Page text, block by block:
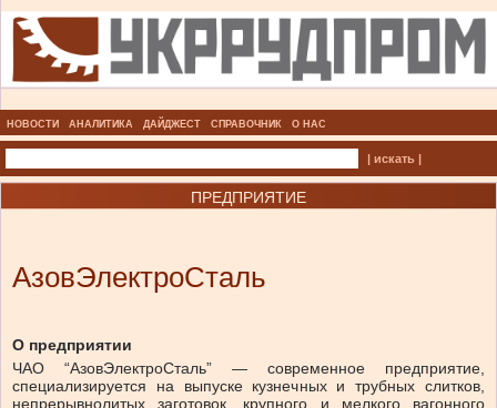
НОВОСТИ АНАЛИТИКА ДАЙДЖЕСТ СПРАВОЧНИК О НАС
| искать |
ПРЕДПРИЯТИЕ
АзовЭлектроСталь
О предприятии
ЧАО “АзовЭлектроСталь” — современное предприятие,
специализируется на выпуске кузнечных и трубных слитков,
непрерывнолитых заготовок, крупного и мелкого вагонного